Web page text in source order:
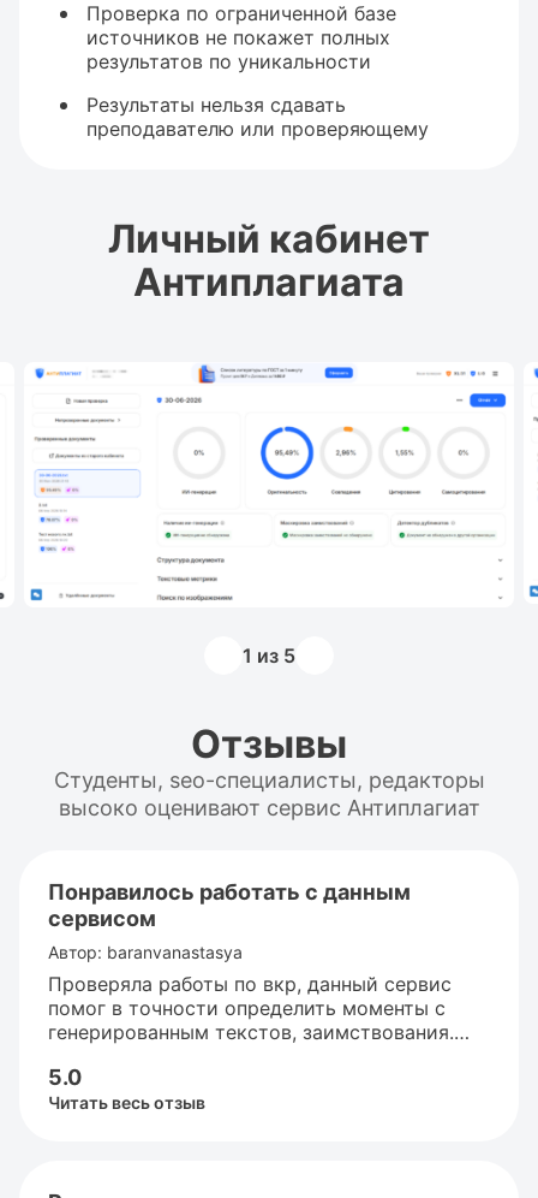
Проверка по ограниченной базе
источников не покажет полных
результатов по уникальности
Результаты нельзя сдавать
преподавателю или проверяющему
Личный кабинет
Антиплагиата
1 из 5
Отзывы
Студенты, seo-специалисты, редакторы
высоко оценивают сервис Антиплагиат
Понравилось работать с данным
сервисом
Автор: baranvanastasya
Проверяла работы по вкр, данный сервис
помог в точности определить моменты с
генерированным текстов, заимствования.
Это позволило заранее отредактировать
текст как надо. Также радует быстрая
5.0
Читать весь отзыв